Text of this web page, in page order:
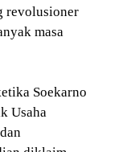
revolusioner
masa
Soekarno
Usaha